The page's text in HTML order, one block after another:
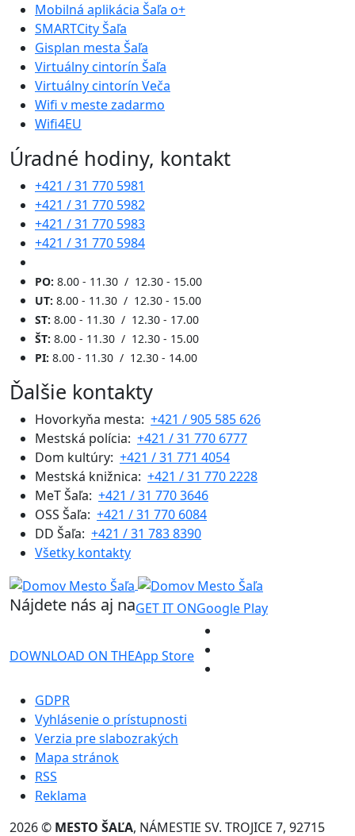
Mobilná aplikácia Šaľa o+
SMARTCity Šaľa
Gisplan mesta Šaľa
Virtuálny cintorín Šaľa
Virtuálny cintorín Veča
Wifi v meste zadarmo
Wifi4EU
Úradné hodiny, kontakt
+421 / 31 770 5981
+421 / 31 770 5982
+421 / 31 770 5983
+421 / 31 770 5984
PO: 8.00 - 11.30 / 12.30 - 15.00
UT: 8.00 - 11.30 / 12.30 - 15.00
ST: 8.00 - 11.30 / 12.30 - 17.00
ŠT: 8.00 - 11.30 / 12.30 - 15.00
PI: 8.00 - 11.30 / 12.30 - 14.00
Ďalšie kontakty
Hovorkyňa mesta: +421 / 905 585 626
Mestská polícia: +421 / 31 770 6777
Dom kultúry: +421 / 31 771 4054
Mestská knižnica: +421 / 31 770 2228
MeT Šaľa: +421 / 31 770 3646
OSS Šaľa: +421 / 31 770 6084
DD Šaľa: +421 / 31 783 8390
Všetky kontakty
Nájdete nás aj naGET IT ONGoogle Play
DOWNLOAD ON THEApp Store
GDPR
Vyhlásenie o prístupnosti
Verzia pre slabozrakých
Mapa stránok
RSS
Reklama
2026 © MESTO ŠAĽA, NÁMESTIE SV. TROJICE 7, 92715